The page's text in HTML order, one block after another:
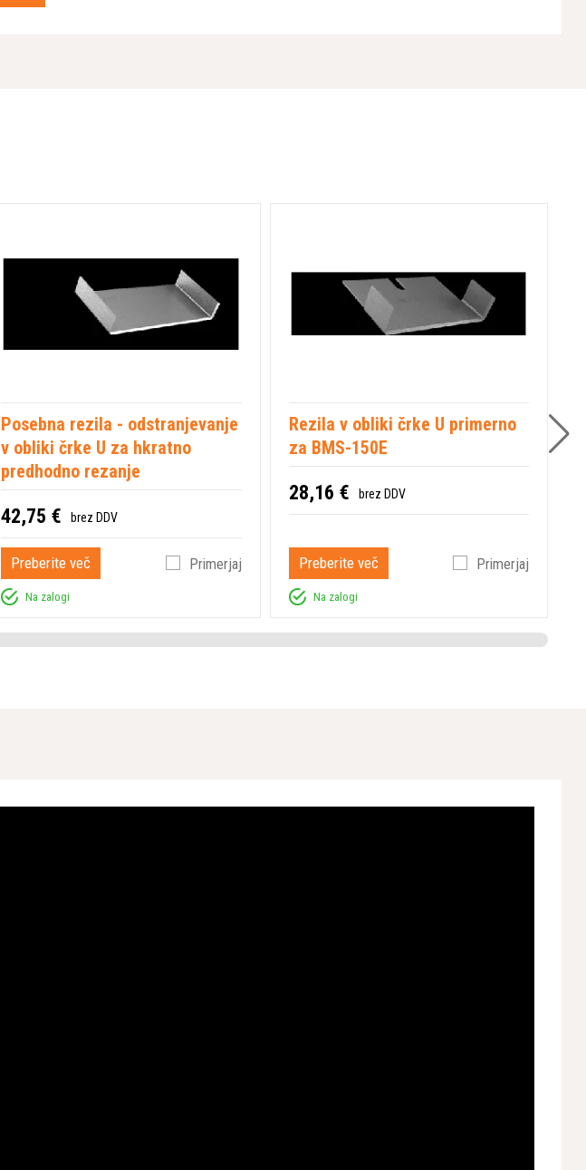
Posebna rezila - odstranjevanje
v obliki črke U za hkratno
predhodno rezanje
42,75 € brez DDV
Preberite več Primerjaj
Na zalogi
Rezila v obliki črke U primerno
za BMS-150E
28,16 € brez DDV
Preberite več Primerjaj
Na zalogi